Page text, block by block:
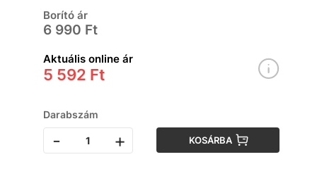
Borító ár
6 990 Ft
Aktuális online ár
5 592 Ft
Darabszám
- + KOSÁRBA